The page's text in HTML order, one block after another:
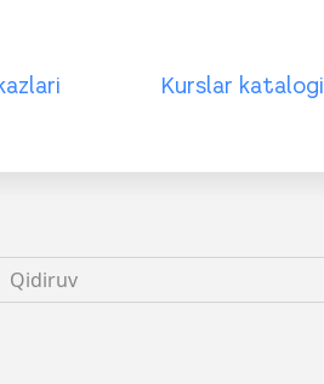
Kurslar katalogi